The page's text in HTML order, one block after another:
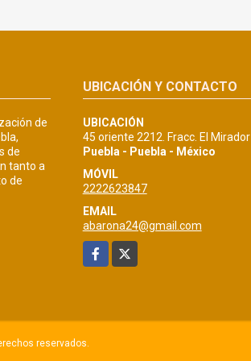
de
de
tanto a
de
UBICACIÓN Y CONTACTO
UBICACIÓN
45 oriente 2212. Fracc. El Mirador
Puebla - Puebla - México
MÓVIL
2222623847
EMAIL
abarona24@gmail.com
Facebook
reservados.